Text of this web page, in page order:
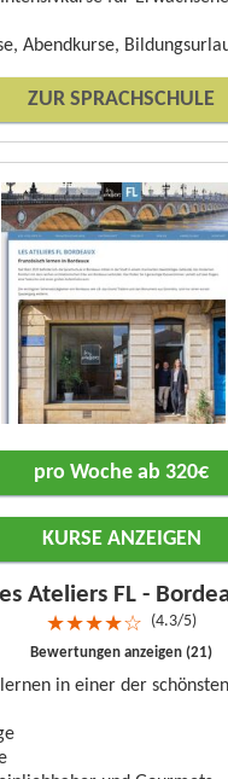
Abendkurse,
ZUR SPRACHSCHULE
Ateliers FL -
★★★★☆ 4.3/5
Bewertungen anzeigen (21)
lernen in einer der
pro Woche ab 320€
KURSE ANZEIGEN